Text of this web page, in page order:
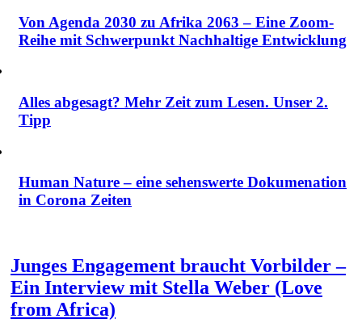
Von Agenda 2030 zu Afrika 2063 – Eine Zoom-
Reihe mit Schwerpunkt Nachhaltige Entwicklung
Alles abgesagt? Mehr Zeit zum Lesen. Unser 2.
Tipp
Human Nature – eine sehenswerte Dokumenation
in Corona Zeiten
Junges Engagement braucht Vorbilder –
Ein Interview mit Stella Weber (Love
from Africa)